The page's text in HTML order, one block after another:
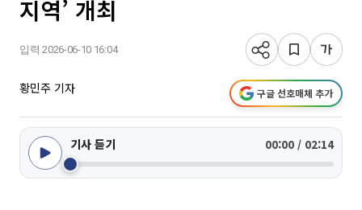
지역’ 개최
입력 2026-06-10 16:04
황민주 기자 구글 선호매체 추가
기사 듣기 00:00 / 02:14